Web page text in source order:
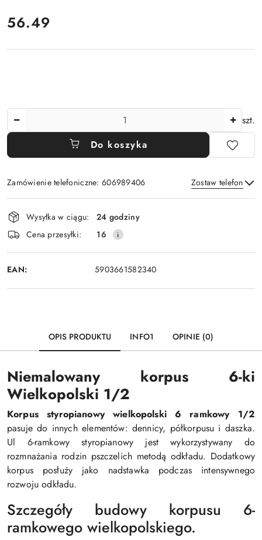
cena:
56.49
szt.
Do koszyka
Zamówienie telefoniczne: 606989406 Zostaw telefon
Wyślij
Dostępność
i
dostawa
Wysyłka w ciągu:
24 godziny
Cena przesyłki:
16
EAN: 5903661582340
OPIS PRODUKTU INFO1 OPINIE (0)
Niemalowany korpus 6-ki
Wielkopolski 1/2
Korpus styropianowy wielkopolski 6 ramkowy 1/2
pasuje do innych elementów: dennicy, półkorpusu i daszka.
Ul 6-ramkowy styropianowy jest wykorzystywany do
rozmnażania rodzin pszczelich metodą odkładu. Dodatkowy
korpus posłuży jako nadstawka podczas intensywnego
rozwoju odkładu.
Szczegóły budowy korpusu 6-
ramkowego wielkopolskiego.